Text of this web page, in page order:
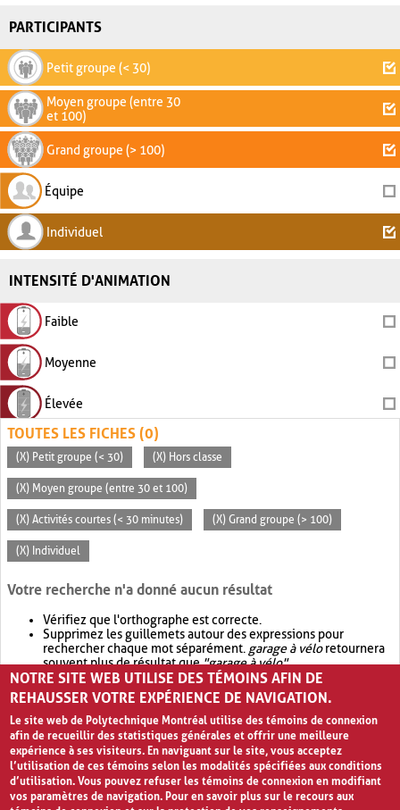
PARTICIPANTS
Petit groupe (< 30)
Moyen groupe (entre 30
et 100)
Grand groupe (> 100)
Équipe
Individuel
INTENSITÉ D'ANIMATION
Faible
Moyenne
Élevée
TOUTES LES FICHES (0)
(X) Petit groupe (< 30) (X) Hors classe
(X) Moyen groupe (entre 30 et 100)
(X) Activités courtes (< 30 minutes) (X) Grand groupe (> 100)
(X) Individuel
Votre recherche n'a donné aucun résultat
Vérifiez que l'orthographe est correcte.
Supprimez les guillemets autour des expressions pour
rechercher chaque mot séparément. garage à véloretournera
souvent plus de résultat que"garage à vélo".
Envisagez d'élargir votre recherche avec OR.garage OR vélo
retournera souvent plus de résultat quegarage à vélo
NOTRE SITE WEB UTILISE DES TÉMOINS AFIN DE
REHAUSSER VOTRE EXPÉRIENCE DE NAVIGATION.
Le site web de Polytechnique Montréal utilise des témoins de connexion
afin de recueillir des statistiques générales et offrir une meilleure
expérience à ses visiteurs. En naviguant sur le site, vous acceptez
l’utilisation de ces témoins selon les modalités spécifiées aux conditions
d’utilisation. Vous pouvez refuser les témoins de connexion en modifiant
vos paramètres de navigation. Pour en savoir plus sur le recours aux